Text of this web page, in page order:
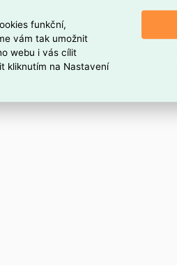
funkční,
vám tak umožnit
webu i vás cílit
kliknutím na Nastavení